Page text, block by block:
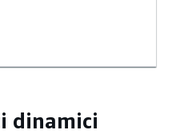
dinamici